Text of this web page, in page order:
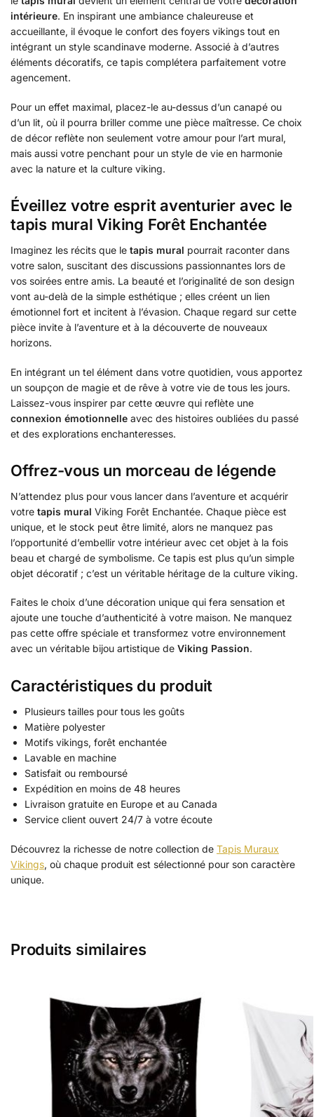
intérieure. En inspirant une ambiance chaleureuse et
accueillante, il évoque le confort des foyers vikings tout en
intégrant un style scandinave moderne. Associé à d’autres
éléments décoratifs, ce tapis complétera parfaitement votre
agencement.
Pour un effet maximal, placez-le au-dessus d’un canapé ou
d’un lit, où il pourra briller comme une pièce maîtresse. Ce choix
de décor reflète non seulement votre amour pour l’art mural,
mais aussi votre penchant pour un style de vie en harmonie
avec la nature et la culture viking.
Éveillez votre esprit aventurier avec le
tapis mural Viking Forêt Enchantée
Imaginez les récits que le tapis mural pourrait raconter dans
votre salon, suscitant des discussions passionnantes lors de
vos soirées entre amis. La beauté et l’originalité de son design
vont au-delà de la simple esthétique ; elles créent un lien
émotionnel fort et incitent à l’évasion. Chaque regard sur cette
pièce invite à l’aventure et à la découverte de nouveaux
horizons.
En intégrant un tel élément dans votre quotidien, vous apportez
un soupçon de magie et de rêve à votre vie de tous les jours.
Laissez-vous inspirer par cette œuvre qui reflète une
connexion émotionnelle avec des histoires oubliées du passé
et des explorations enchanteresses.
Offrez-vous un morceau de légende
N’attendez plus pour vous lancer dans l’aventure et acquérir
votre tapis mural Viking Forêt Enchantée. Chaque pièce est
unique, et le stock peut être limité, alors ne manquez pas
l’opportunité d’embellir votre intérieur avec cet objet à la fois
beau et chargé de symbolisme. Ce tapis est plus qu’un simple
objet décoratif ; c’est un véritable héritage de la culture viking.
Faites le choix d’une décoration unique qui fera sensation et
ajoute une touche d’authenticité à votre maison. Ne manquez
pas cette offre spéciale et transformez votre environnement
avec un véritable bijou artistique de Viking Passion.
Caractéristiques du produit
Plusieurs tailles pour tous les goûts
Matière polyester
Motifs vikings, forêt enchantée
Lavable en machine
Satisfait ou remboursé
Expédition en moins de 48 heures
Livraison gratuite en Europe et au Canada
Service client ouvert 24/7 à votre écoute
Découvrez la richesse de notre collection de Tapis Muraux
Vikings, où chaque produit est sélectionné pour son caractère
unique.
Produits similaires